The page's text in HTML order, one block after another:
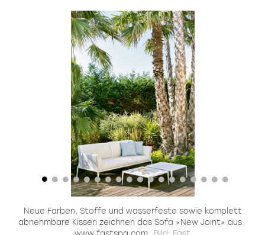
Neue Farben, Stoffe und wasserfeste sowie komplett
abnehmbare Kissen zeichnen das Sofa «New Joint» aus.